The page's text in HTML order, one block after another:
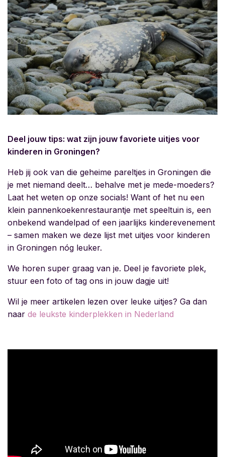
Deel jouw tips: wat zijn jouw favoriete uitjes voor
kinderen in Groningen?
Heb jij ook van die geheime pareltjes in Groningen die
je met niemand deelt… behalve met je mede-moeders?
Laat het weten op onze socials! Want of het nu een
klein pannenkoekenrestaurantje met speeltuin is, een
onbekend wandelpad of een jaarlijks kinderevenement
– samen maken we deze lijst met uitjes voor kinderen
in Groningen nóg leuker.
We horen super graag van je. Deel je favoriete plek,
stuur een foto of tag ons in jouw dagje uit!
Wil je meer artikelen lezen over leuke uitjes? Ga dan
naar de leukste kinderplekken in Nederland